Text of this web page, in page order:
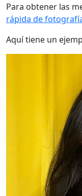
Para obtener las
rápida de
Aquí tiene un